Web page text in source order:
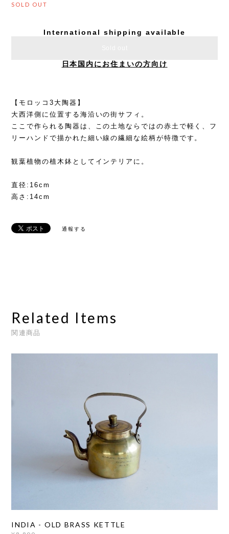
SOLD OUT
International shipping available
日本国内にお住まいの方向け
【モロッコ3大陶器】
大西洋側に位置する海沿いの街サフィ。
ここで作られる陶器は、この土地ならではの赤土で軽く、フ
リーハンドで描かれた細い線の繊細な絵柄が特徴です。
観葉植物の植木鉢としてインテリアに。
直径:16cm
高さ:14cm
通報する
Related Items
関連商品
INDIA - OLD BRASS KETTLE